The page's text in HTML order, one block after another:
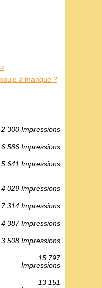
à manqué ?
2 300 Impressions
6 586 Impressions
5 641 Impressions
4 029 Impressions
7 314 Impressions
4 387 Impressions
3 508 Impressions
15 797
Impressions
13 151